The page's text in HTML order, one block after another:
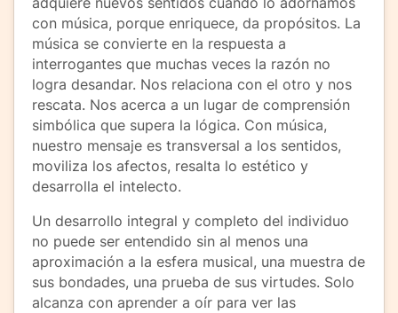
con música, porque enriquece, da propósitos. La
música se convierte en la respuesta a
interrogantes que muchas veces la razón no
logra desandar. Nos relaciona con el otro y nos
rescata. Nos acerca a un lugar de comprensión
simbólica que supera la lógica. Con música,
nuestro mensaje es transversal a los sentidos,
moviliza los afectos, resalta lo estético y
desarrolla el intelecto.
Un desarrollo integral y completo del individuo
no puede ser entendido sin al menos una
aproximación a la esfera musical, una muestra de
sus bondades, una prueba de sus virtudes. Solo
alcanza con aprender a oír para ver las